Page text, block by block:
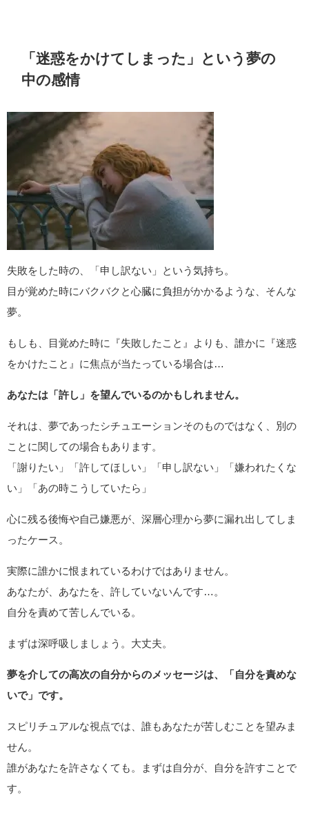
「迷惑をかけてしまった」という夢の
中の感情
失敗をした時の、「申し訳ない」という気持ち。
目が覚めた時にバクバクと心臓に負担がかかるような、そんな
夢。
もしも、目覚めた時に『失敗したこと』よりも、誰かに『迷惑
をかけたこと』に焦点が当たっている場合は…
あなたは「許し」を望んでいるのかもしれません。
それは、夢であったシチュエーションそのものではなく、別の
ことに関しての場合もあります。
「謝りたい」「許してほしい」「申し訳ない」「嫌われたくな
い」「あの時こうしていたら」
心に残る後悔や自己嫌悪が、深層心理から夢に漏れ出してしま
ったケース。
実際に誰かに恨まれているわけではありません。
あなたが、あなたを、許していないんです…。
自分を責めて苦しんでいる。
まずは深呼吸しましょう。大丈夫。
夢を介しての高次の自分からのメッセージは、「自分を責めな
いで」です。
スピリチュアルな視点では、誰もあなたが苦しむことを望みま
せん。
誰があなたを許さなくても。まずは自分が、自分を許すことで
す。